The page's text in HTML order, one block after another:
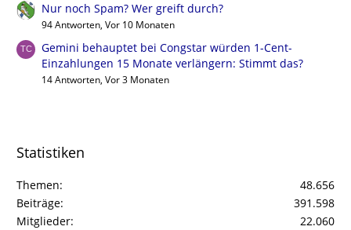
Nur noch Spam? Wer greift durch?
94 Antworten, Vor 10 Monaten
Gemini behauptet bei Congstar würden 1-Cent-
Einzahlungen 15 Monate verlängern: Stimmt das?
14 Antworten, Vor 3 Monaten
Statistiken
Themen
48.656
Beiträge
391.598
Mitglieder
22.060